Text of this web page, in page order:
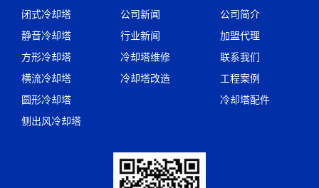
闭式冷却塔
静音冷却塔
方形冷却塔
横流冷却塔
圆形冷却塔
侧出风冷却塔
公司新闻
行业新闻
冷却塔维修
冷却塔改造
公司简介
加盟代理
联系我们
工程案例
冷却塔配件